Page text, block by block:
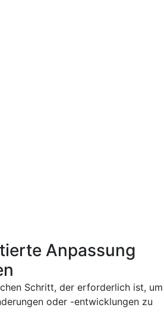
Anpassung
Schritt, der erforderlich ist, um
oder -entwicklungen zu